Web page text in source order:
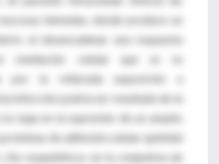
húmedas, donde produce un
al desencadenar una respuesta
mediación celular que se ve
por la reiterada exposición a
infección podría ser resultado de la
la baja en la expresión de un amplio
de adhesión celular epitelial
cito esqueléticos en la conjuntiva de